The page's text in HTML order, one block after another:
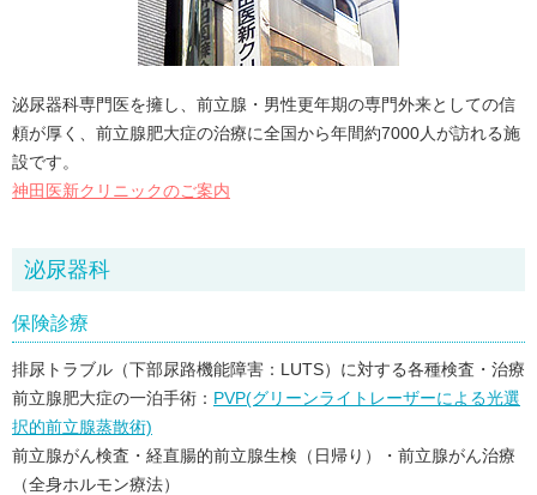
泌尿器科専門医を擁し、前立腺・男性更年期の専門外来としての信
頼が厚く、前立腺肥大症の治療に全国から年間約7000人が訪れる施
設です。
神田医新クリニックのご案内
泌尿器科
保険診療
排尿トラブル（下部尿路機能障害：LUTS）に対する各種検査・治療
前立腺肥大症の一泊手術： PVP(グリーンライトレーザーによる光選
択的前立腺蒸散術)
前立腺がん検査・経直腸的前立腺生検（日帰り）・前立腺がん治療
（全身ホルモン療法）